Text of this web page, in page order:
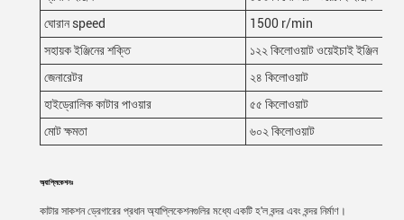
ঘোরান speed
1500 r/min
সহায়ক ইঞ্জিনের শক্তি
১২২ কিলোওয়াট ওয়েইচাই ইঞ্জিন
জেনারেটর
২৪ কিলোওয়াট
হাইড্রোলিক কাটার পাওয়ার
৫৫ কিলোওয়াট
মোট ক্ষমতা
৬০২ কিলোওয়াট
অ্যাপ্লিকেশনঃ
কাটার সাকশন ড্রেগারের প্রধান অ্যাপ্লিকেশনগুলির মধ্যে একটি হ'ল বন্দর এবং বন্দর নির্মাণ।